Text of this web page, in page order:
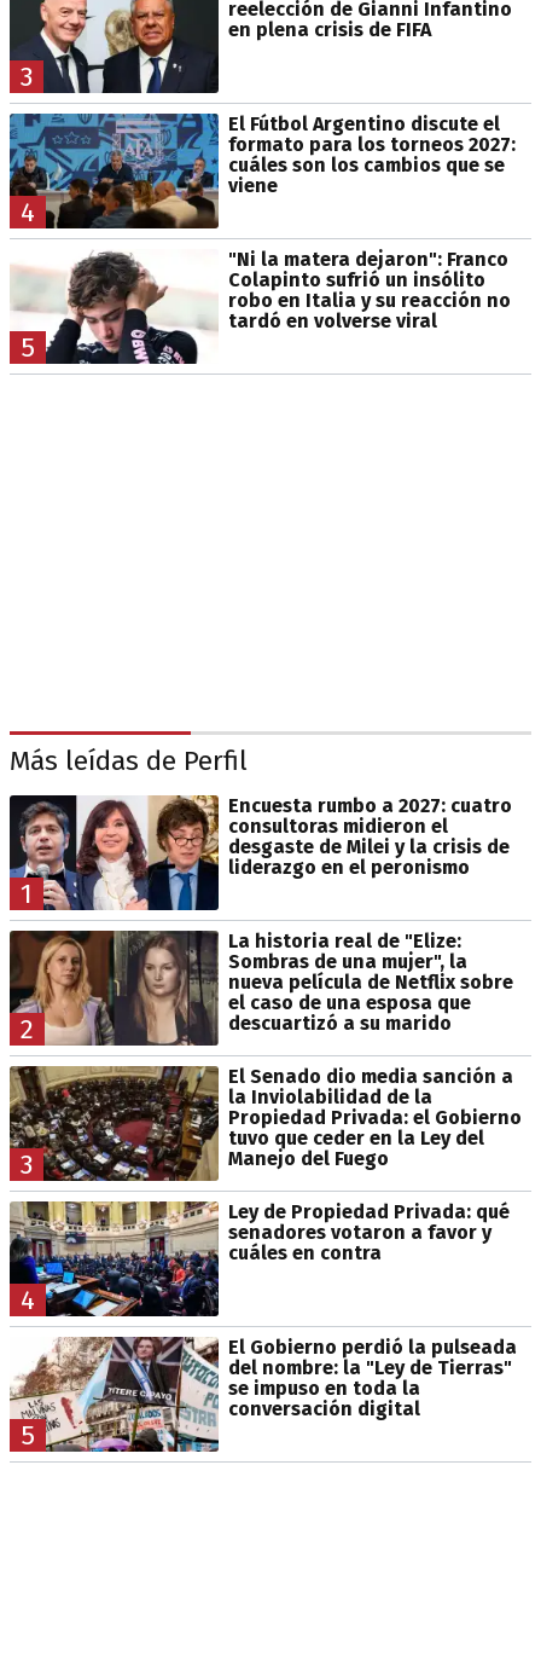
3
reelección de Gianni Infantino
en plena crisis de FIFA
4
El Fútbol Argentino discute el
formato para los torneos 2027:
cuáles son los cambios que se
viene
5
"Ni la matera dejaron": Franco
Colapinto sufrió un insólito
robo en Italia y su reacción no
tardó en volverse viral
Más leídas de Perfil
1
Encuesta rumbo a 2027: cuatro
consultoras midieron el
desgaste de Milei y la crisis de
liderazgo en el peronismo
2
La historia real de "Elize:
Sombras de una mujer", la
nueva película de Netflix sobre
el caso de una esposa que
descuartizó a su marido
3
El Senado dio media sanción a
la Inviolabilidad de la
Propiedad Privada: el Gobierno
tuvo que ceder en la Ley del
Manejo del Fuego
4
Ley de Propiedad Privada: qué
senadores votaron a favor y
cuáles en contra
5
El Gobierno perdió la pulseada
del nombre: la "Ley de Tierras"
se impuso en toda la
conversación digital